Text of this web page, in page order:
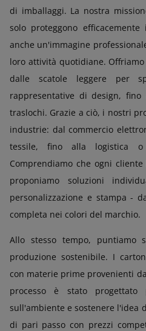
di imballaggi. La nostra
solo proteggono
anche un'immagine
loro attività quotidiane.
dalle scatole leggere per
rappresentative di design,
traslochi. Grazie a ciò, i nostri
industrie: dal commercio
tessile, fino alla logistica o
Comprendiamo che ogni
proponiamo soluzioni
personalizzazione e stampa -
completa nei colori del marchio.
Allo stesso tempo, puntiamo
produzione sostenibile. I
con materie prime provenienti
processo è stato progettato
sull'ambiente e sostenere l'idea
di pari passo con prezzi